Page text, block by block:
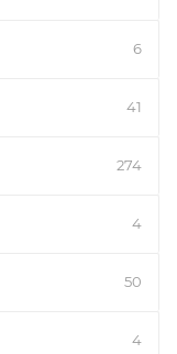
6
41
274
4
50
4